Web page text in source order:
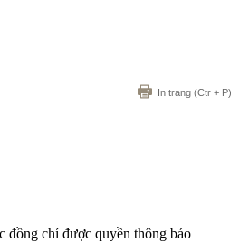
In trang (Ctr + P)
đồng chí được quyền thông báo